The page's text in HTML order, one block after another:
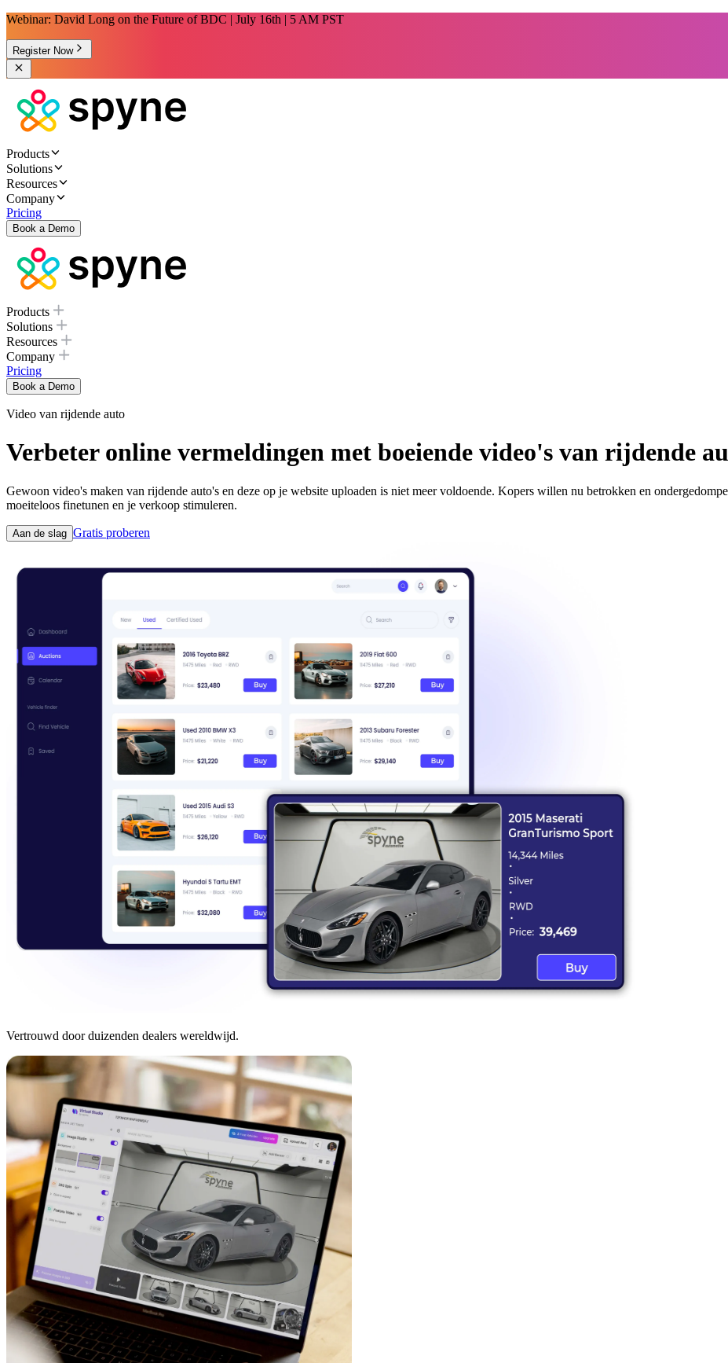
Webinar: David Long on the Future of BDC | July 16th | 5 AM PST
Register Now
Products
Solutions
Resources
Company
Pricing
Book a Demo
Products
Solutions
Resources
Company
Pricing
Book a Demo
Video van rijdende auto
Verbeter online vermeldingen met boeiende video's van rijdende
Gewoon video's maken van rijdende auto's en deze op je website uploaden is niet meer voldoende. Kopers willen nu betrokken en
moeiteloos finetunen en je verkoop stimuleren.
Aan de slag Gratis proberen
Vertrouwd door duizenden dealers wereldwijd.